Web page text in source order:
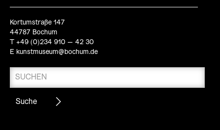
Kortumstraße 147
44787 Bochum
T +49 (0)234 910 – 42 30
E kunstmuseum@bochum.de